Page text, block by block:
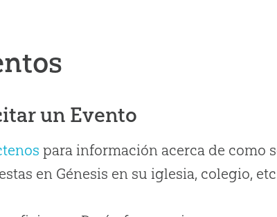
un Evento
para información acerca de como
en Génesis en su iglesia, colegio,